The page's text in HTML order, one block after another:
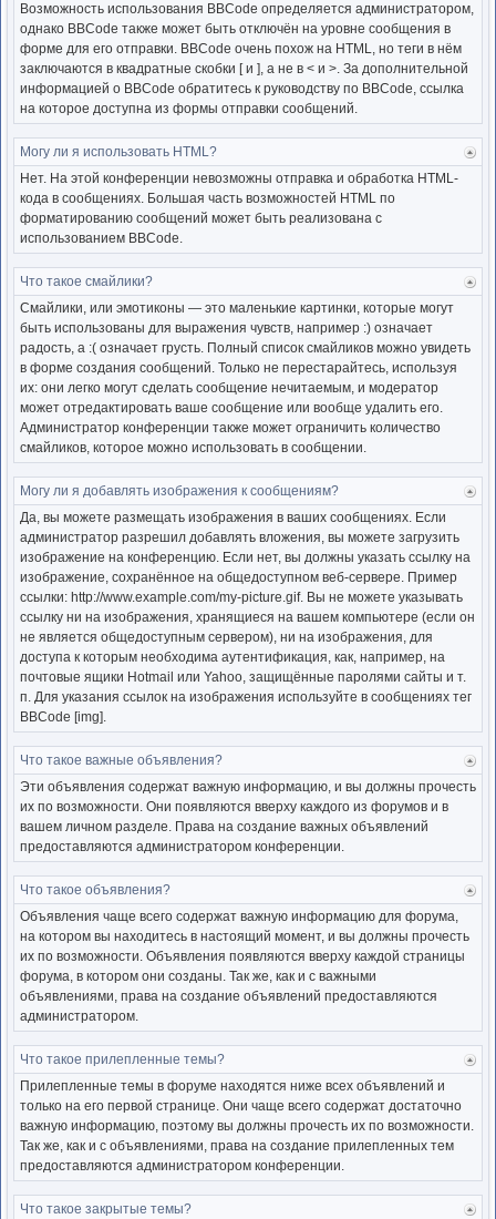
Возможность использования BBCode определяется администратором,
однако BBCode также может быть отключён на уровне сообщения в
форме для его отправки. BBCode очень похож на HTML, но теги в нём
заключаются в квадратные скобки [ и ], а не в < и >. За дополнительной
информацией о BBCode обратитесь к руководству по BBCode, ссылка
на которое доступна из формы отправки сообщений.
Могу ли я использовать HTML?
Нет. На этой конференции невозможны отправка и обработка HTML-
кода в сообщениях. Большая часть возможностей HTML по
форматированию сообщений может быть реализована с
использованием BBCode.
Что такое смайлики?
Смайлики, или эмотиконы — это маленькие картинки, которые могут
быть использованы для выражения чувств, например :) означает
радость, а :( означает грусть. Полный список смайликов можно увидеть
в форме создания сообщений. Только не перестарайтесь, используя
их: они легко могут сделать сообщение нечитаемым, и модератор
может отредактировать ваше сообщение или вообще удалить его.
Администратор конференции также может ограничить количество
смайликов, которое можно использовать в сообщении.
Могу ли я добавлять изображения к сообщениям?
Да, вы можете размещать изображения в ваших сообщениях. Если
администратор разрешил добавлять вложения, вы можете загрузить
изображение на конференцию. Если нет, вы должны указать ссылку на
изображение, сохранённое на общедоступном веб-сервере. Пример
ссылки: http://www.example.com/my-picture.gif. Вы не можете указывать
ссылку ни на изображения, хранящиеся на вашем компьютере (если он
не является общедоступным сервером), ни на изображения, для
доступа к которым необходима аутентификация, как, например, на
почтовые ящики Hotmail или Yahoo, защищённые паролями сайты и т.
п. Для указания ссылок на изображения используйте в сообщениях тег
BBCode [img].
к
Что такое важные объявления?
Эти объявления содержат важную информацию, и вы должны прочесть
их по возможности. Они появляются вверху каждого из форумов и в
вашем личном разделе. Права на создание важных объявлений
предоставляются администратором конференции.
Что такое объявления?
Объявления чаще всего содержат важную информацию для форума,
на котором вы находитесь в настоящий момент, и вы должны прочесть
их по возможности. Объявления появляются вверху каждой страницы
форума, в котором они созданы. Так же, как и с важными
объявлениями, права на создание объявлений предоставляются
администратором.
Что такое прилепленные темы?
Прилепленные темы в форуме находятся ниже всех объявлений и
только на его первой странице. Они чаще всего содержат достаточно
важную информацию, поэтому вы должны прочесть их по возможности.
Так же, как и с объявлениями, права на создание прилепленных тем
предоставляются администратором конференции.
Что такое закрытые темы?